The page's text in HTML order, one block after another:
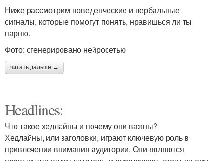
Ниже рассмотрим поведенческие и вербальные
сигналы, которые помогут понять, нравишься ли ты
парню.
Фото: сгенерировано нейросетью
читать дальше →
Headlines:
Что такое хедлайны и почему они важны?
Хедлайны, или заголовки, играют ключевую роль в
привлечении внимания аудитории. Они являются